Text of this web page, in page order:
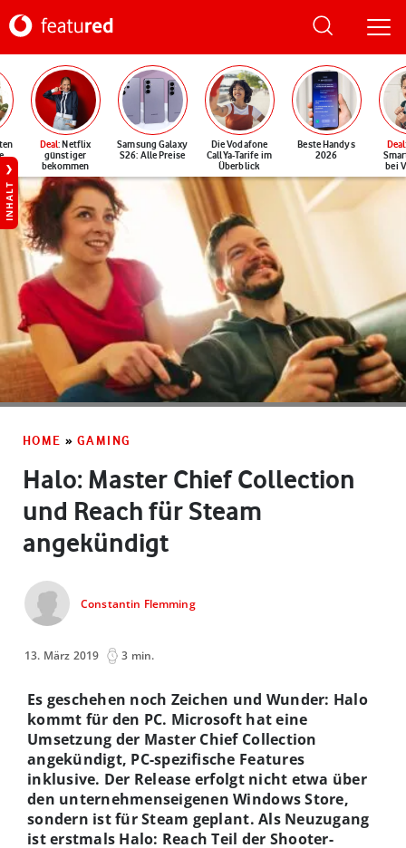
Deal: Netflix
günstiger
bekommen
Samsung Galaxy
S26: Alle Preise
Die Vodafone
CallYa-Tarife im
Überblick
Beste Handys
2026
Deal
bei
INHALT
HOME » GAMING
Halo: Master Chief Collection
und Reach für Steam
angekündigt
Constantin Flemming
13. März 2019 3 min.
Es geschehen noch Zeichen und Wunder: Halo
kommt für den PC. Microsoft hat eine
Umsetzung der Master Chief Collection
angekündigt, PC-spezifische Features
inklusive. Der Release erfolgt nicht etwa über
den unternehmenseigenen Windows Store,
sondern ist für Steam geplant. Als Neuzugang
ist erstmals Halo: Reach Teil der Shooter-